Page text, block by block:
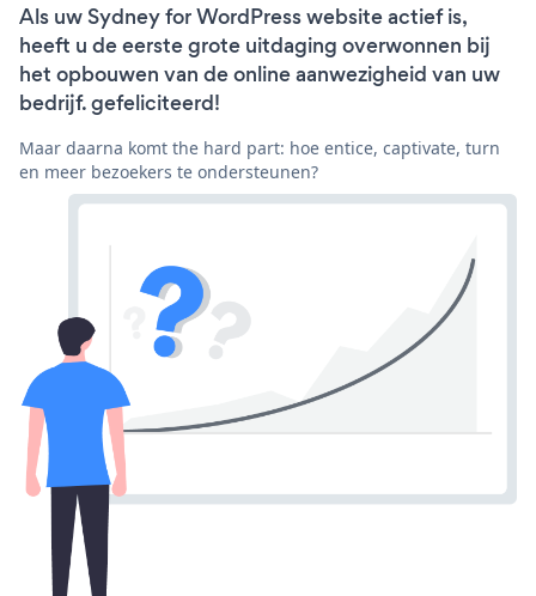
Als uw Sydney for WordPress website actief is,
heeft u de eerste grote uitdaging overwonnen bij
het opbouwen van de online aanwezigheid van uw
bedrijf. gefeliciteerd!
Maar daarna komt the hard part: hoe entice, captivate, turn
en meer bezoekers te ondersteunen?